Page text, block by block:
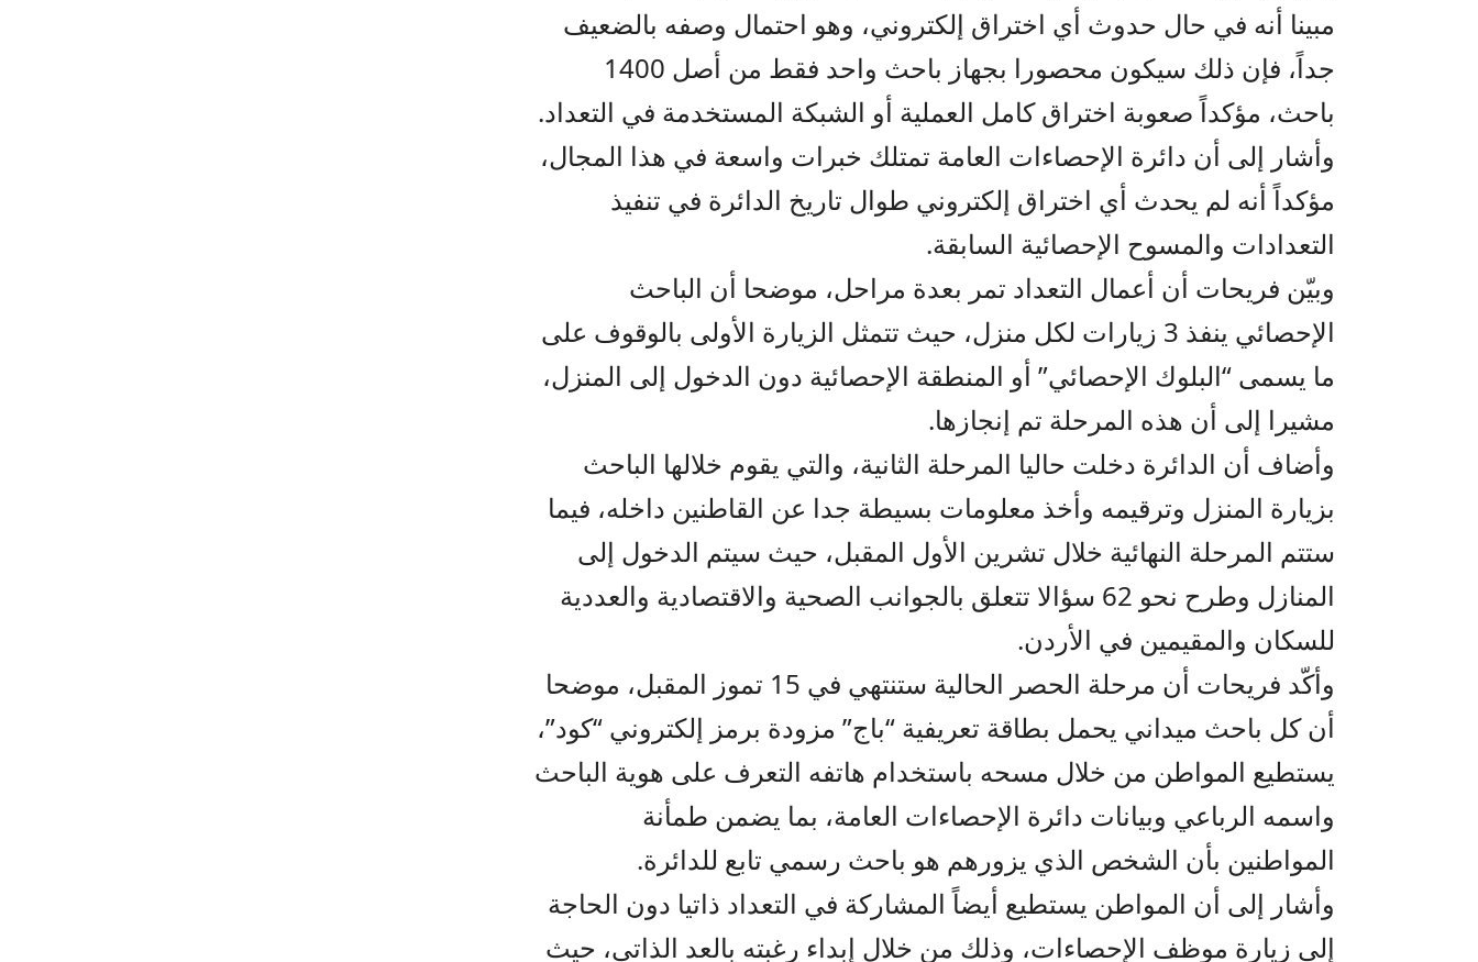
مبينا أنه في حال حدوث أي اختراق إلكتروني، وهو احتمال وصفه بالضعيف
جداً، فإن ذلك سيكون محصورا بجهاز باحث واحد فقط من أصل 1400
باحث، مؤكداً صعوبة اختراق كامل العملية أو الشبكة المستخدمة في التعداد.
وأشار إلى أن دائرة الإحصاءات العامة تمتلك خبرات واسعة في هذا المجال،
مؤكداً أنه لم يحدث أي اختراق إلكتروني طوال تاريخ الدائرة في تنفيذ
التعدادات والمسوح الإحصائية السابقة.
وبيّن فريحات أن أعمال التعداد تمر بعدة مراحل، موضحا أن الباحث
الإحصائي ينفذ 3 زيارات لكل منزل، حيث تتمثل الزيارة الأولى بالوقوف على
ما يسمى “البلوك الإحصائي” أو المنطقة الإحصائية دون الدخول إلى المنزل،
مشيرا إلى أن هذه المرحلة تم إنجازها.
وأضاف أن الدائرة دخلت حاليا المرحلة الثانية، والتي يقوم خلالها الباحث
بزيارة المنزل وترقيمه وأخذ معلومات بسيطة جدا عن القاطنين داخله، فيما
ستتم المرحلة النهائية خلال تشرين الأول المقبل، حيث سيتم الدخول إلى
المنازل وطرح نحو 62 سؤالا تتعلق بالجوانب الصحية والاقتصادية والعددية
للسكان والمقيمين في الأردن.
وأكّد فريحات أن مرحلة الحصر الحالية ستنتهي في 15 تموز المقبل، موضحا
أن كل باحث ميداني يحمل بطاقة تعريفية “باج” مزودة برمز إلكتروني “كود”،
يستطيع المواطن من خلال مسحه باستخدام هاتفه التعرف على هوية الباحث
واسمه الرباعي وبيانات دائرة الإحصاءات العامة، بما يضمن طمأنة
المواطنين بأن الشخص الذي يزورهم هو باحث رسمي تابع للدائرة.
وأشار إلى أن المواطن يستطيع أيضاً المشاركة في التعداد ذاتيا دون الحاجة
إلى زيارة موظف الإحصاءات، وذلك من خلال إبداء رغبته بالعد الذاتي، حيث